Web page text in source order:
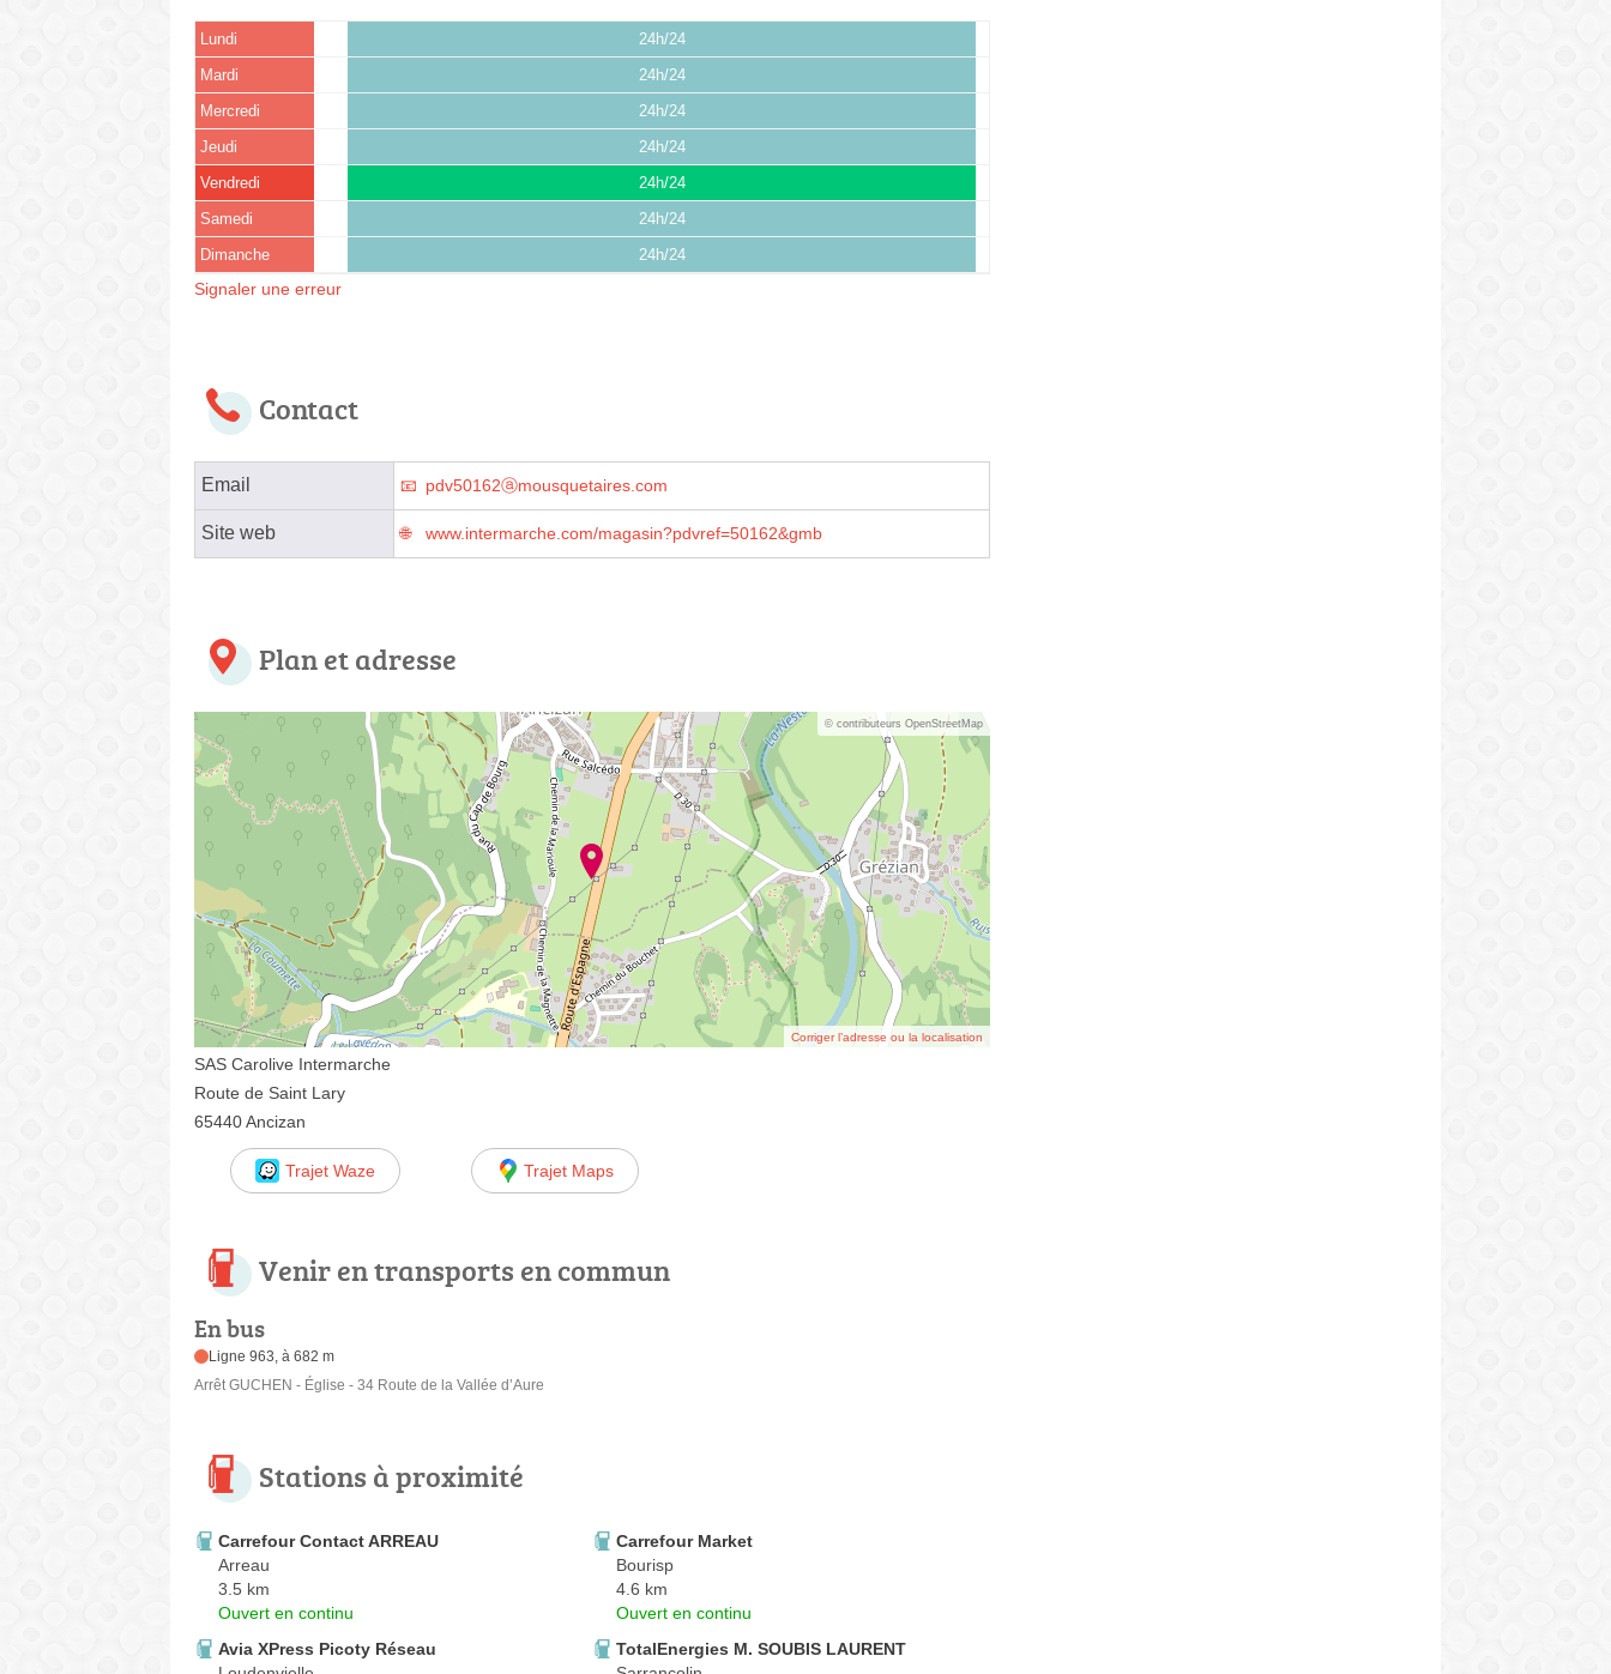
Lundi 24h/24
Mardi 24h/24
Mercredi 24h/24
Jeudi 24h/24
Vendredi 24h/24
Samedi 24h/24
Dimanche 24h/24
Signaler une erreur
Contact
Email pdv50162ⓐmousquetaires.com
Site web www.intermarche.com/magasin?pdvref=50162&gmb
Plan et adresse
© contributeurs OpenStreetMap
Corriger l’adresse ou la localisation
SAS Carolive Intermarche
Route de Saint Lary
65440 Ancizan
Trajet Waze Trajet Maps
Venir en transports en commun
En bus
Ligne 963, à 682 m
Arrêt GUCHEN - Église - 34 Route de la Vallée d’Aure
Stations à proximité
Carrefour Contact ARREAU
Arreau
3.5 km
Ouvert en continu
Carrefour Market
Bourisp
4.6 km
Ouvert en continu
Avia XPress Picoty Réseau
TotalEnergies M. SOUBIS LAURENT